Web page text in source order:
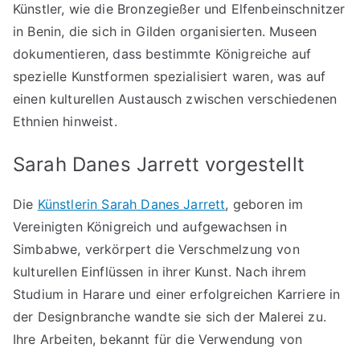
Künstler, wie die Bronzegießer und Elfenbeinschnitzer
in Benin, die sich in Gilden organisierten. Museen
dokumentieren, dass bestimmte Königreiche auf
spezielle Kunstformen spezialisiert waren, was auf
einen kulturellen Austausch zwischen verschiedenen
Ethnien hinweist.
Sarah Danes Jarrett vorgestellt
Die Künstlerin Sarah Danes Jarrett, geboren im
Vereinigten Königreich und aufgewachsen in
Simbabwe, verkörpert die Verschmelzung von
kulturellen Einflüssen in ihrer Kunst. Nach ihrem
Studium in Harare und einer erfolgreichen Karriere in
der Designbranche wandte sie sich der Malerei zu.
Ihre Arbeiten, bekannt für die Verwendung von